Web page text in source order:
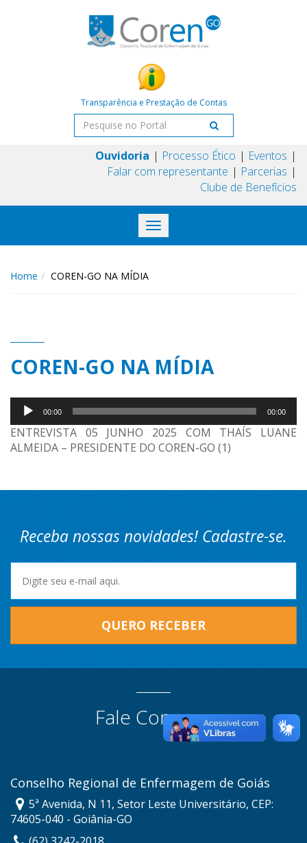
Transparência e Prestação de Contas
Ouvidoria Processo Ético
Eventos
Falar com representante
Parcerias
Clube de Benefícios
Toggle
navigation
Home COREN-GO NA MÍDIA
COREN-GO NA MÍDIA
Tocador
áudio
00:00 00:00
ENTREVISTA 05 JUNHO 2025 COM THAÍS LUANE
ALMEIDA – PRESIDENTE DO COREN-GO (1)
Receba nossas novidades! Cadastre-se.
QUERO RECEBER
Fale Conosco
Conselho Regional de Enfermagem de Goiás
5ª Avenida, N 11, Setor Leste Universitário, CEP:
74605-040 - Goiânia-GO